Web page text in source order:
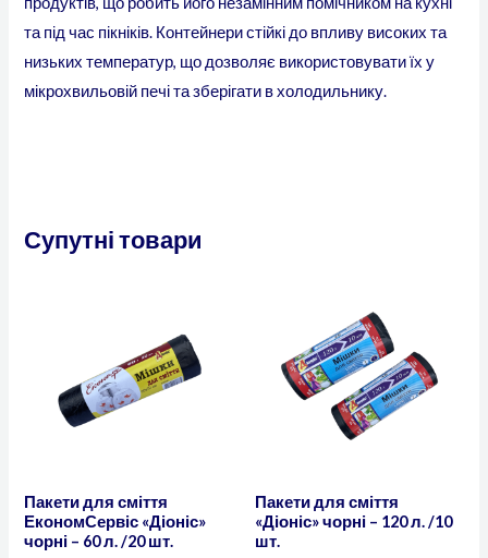
та під час пікніків. Контейнери стійкі до впливу високих та
низьких температур, що дозволяє використовувати їх у
мікрохвильовій печі та зберігати в холодильнику.
Супутні товари
Пакети для сміття
ЕкономСервіс «Діоніс»
чорні – 60 л. /20 шт.
Пакети для сміття
«Діоніс» чорні – 120 л. /10
шт.